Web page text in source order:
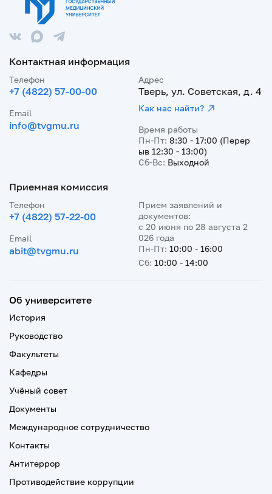
Контактная информация
Телефон
+7 (4822) 57-00-00
Email
info@tvgmu.ru
Адрес
Тверь, ул. Советская, д. 4
Как нас найти?
Время работы
Пн-Пт: 8:30 - 17:00 (Перер
ыв 12:30 - 13:00)
Сб-Вс: Выходной
Приемная комиссия
Телефон
+7 (4822) 57-22-00
Email
abit@tvgmu.ru
Прием заявлений и
документов:
с 20 июня по 28 августа 2
026 года
Пн-Пт: 10:00 - 16:00
Сб: 10:00 - 14:00
Об университете
История
Руководство
Факультеты
Кафедры
Учёный совет
Документы
Международное сотрудничество
Контакты
Антитеррор
Противодействие коррупции